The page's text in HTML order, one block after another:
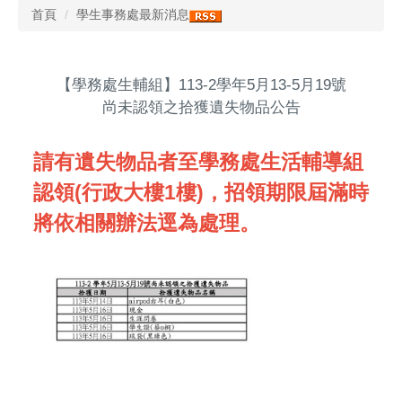
首頁 學生事務處最新消息
【學務處生輔組】113-2學年5月13-5月19號
尚未認領之拾獲遺失物品公告
請有遺失物品者至學務處生活輔導組
認領(行政大樓1樓)，招領期限屆滿時
將依相關辦法逕為處理。